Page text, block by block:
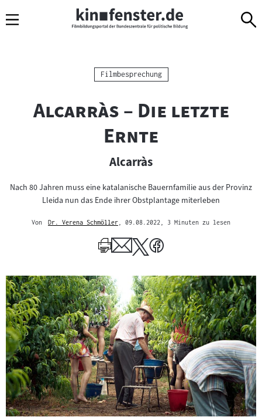
Navigation
zum
zur
Kategorie:
Filmbesprechung
"
Alcarràs – Die letzte
Ernte
Alcarràs
Nach 80 Jahren muss eine katalanische Bauernfamilie aus der Provinz
Lleida nun das Ende ihrer Obstplantage miterleben
Von
Dr. Verena Schmöller
Author
, 09.08.2022 , 3 Minuten zu lesen